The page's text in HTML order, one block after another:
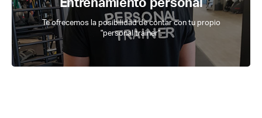
Te ofrecemos la posibilidad de contar con tu propio
"personal trainer".